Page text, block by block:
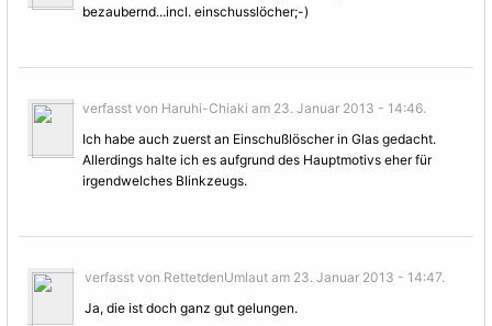
bezaubernd...incl. einschusslöcher;-)
verfasst von Haruhi-Chiaki am 23. Januar 2013 - 14:46.
Ich habe auch zuerst an Einschußlöscher in Glas gedacht.
Allerdings halte ich es aufgrund des Hauptmotivs eher für
irgendwelches Blinkzeugs.
verfasst von RettetdenUmlaut am 23. Januar 2013 - 14:47.
Ja, die ist doch ganz gut gelungen.